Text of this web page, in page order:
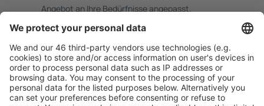
Angebot an Ihre Bedürfnisse angepasst.
Sicher planen
Buchen ohne Sorgen mit einer kostenlosen
Stornierungsoption.
Mehr sparen